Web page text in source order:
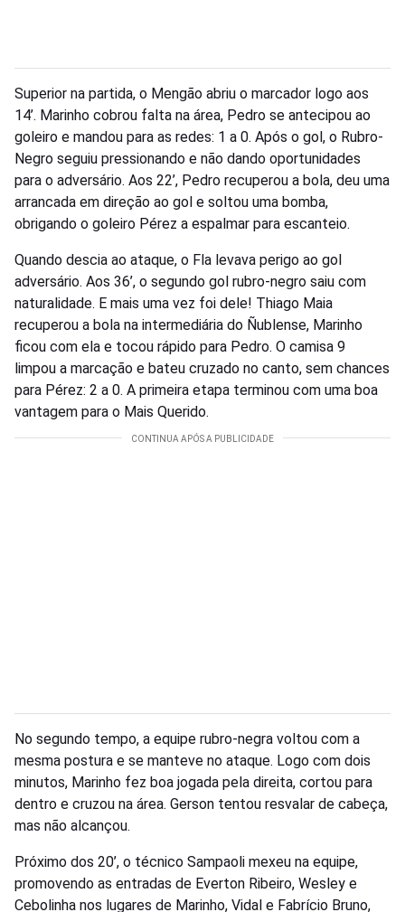
Superior na partida, o Mengão abriu o marcador logo aos
14’. Marinho cobrou falta na área, Pedro se antecipou ao
goleiro e mandou para as redes: 1 a 0. Após o gol, o Rubro-
Negro seguiu pressionando e não dando oportunidades
para o adversário. Aos 22’, Pedro recuperou a bola, deu uma
arrancada em direção ao gol e soltou uma bomba,
obrigando o goleiro Pérez a espalmar para escanteio.
Quando descia ao ataque, o Fla levava perigo ao gol
adversário. Aos 36’, o segundo gol rubro-negro saiu com
naturalidade. E mais uma vez foi dele! Thiago Maia
recuperou a bola na intermediária do Ñublense, Marinho
ficou com ela e tocou rápido para Pedro. O camisa 9
limpou a marcação e bateu cruzado no canto, sem chances
para Pérez: 2 a 0. A primeira etapa terminou com uma boa
vantagem para o Mais Querido.
No segundo tempo, a equipe rubro-negra voltou com a
mesma postura e se manteve no ataque. Logo com dois
minutos, Marinho fez boa jogada pela direita, cortou para
dentro e cruzou na área. Gerson tentou resvalar de cabeça,
mas não alcançou.
Próximo dos 20’, o técnico Sampaoli mexeu na equipe,
promovendo as entradas de Everton Ribeiro, Wesley e
Cebolinha nos lugares de Marinho, Vidal e Fabrício Bruno,